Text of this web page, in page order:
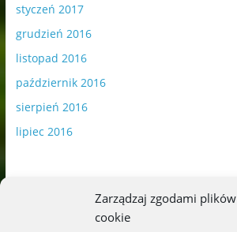
Zarządzaj zgodami plików
cookie
styczeń 2017
grudzień 2016
listopad 2016
październik 2016
sierpień 2016
lipiec 2016